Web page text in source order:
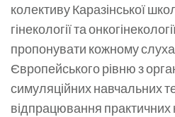
колективу Каразінської
гінекології та
пропонувати кожному
Європейського рівню з
симуляційних навчальних
відпрацювання практичних